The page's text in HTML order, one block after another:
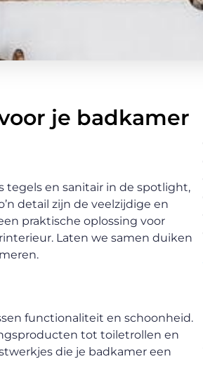
je badkamer
tegels en sanitair in de spotlight,
detail zijn de veelzijdige en
praktische oplossing voor
Laten we samen duiken
functionaliteit en schoonheid.
tot toiletrollen en
die je badkamer een